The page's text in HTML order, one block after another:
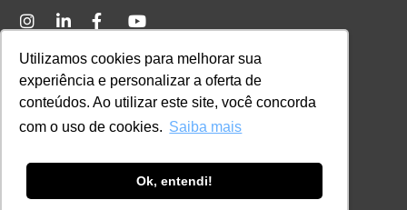
Utilizamos cookies para melhorar sua
experiência e personalizar a oferta de
conteúdos. Ao utilizar este site, você concorda
com o uso de cookies. Saiba mais
Ok, entendi!
Consulte aqui o cadastro da Instituição no
Sistema e-MEC